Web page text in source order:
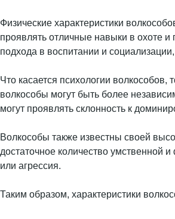
Физические характеристики
проявлять отличные навыки в охоте
подхода в воспитании и
Что касается психологии
волкособы могут быть более
могут проявлять склонность к
Волкособы также известны своей
достаточное количество умственной
или агрессия.
Таким образом, характеристики